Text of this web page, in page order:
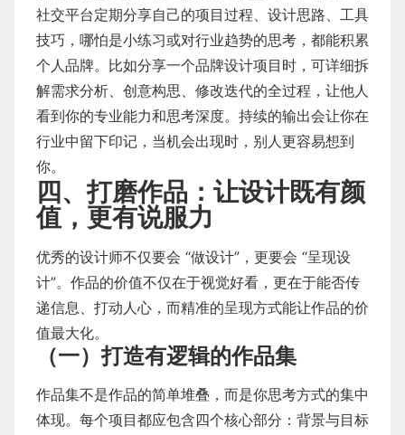
社交平台定期分享自己的项目过程、设计思路、工具
技巧，哪怕是小练习或对行业趋势的思考，都能积累
个人品牌。比如分享一个品牌设计项目时，可详细拆
解需求分析、创意构思、修改迭代的全过程，让他人
看到你的专业能力和思考深度。持续的输出会让你在
行业中留下印记，当机会出现时，别人更容易想到
你。
四、打磨作品：让设计既有颜
值，更有说服力
优秀的设计师不仅要会 “做设计”，更要会 “呈现设
计”。作品的价值不仅在于视觉好看，更在于能否传
递信息、打动人心，而精准的呈现方式能让作品的价
值最大化。
（一）打造有逻辑的作品集
作品集不是作品的简单堆叠，而是你思考方式的集中
体现。每个项目都应包含四个核心部分：背景与目标